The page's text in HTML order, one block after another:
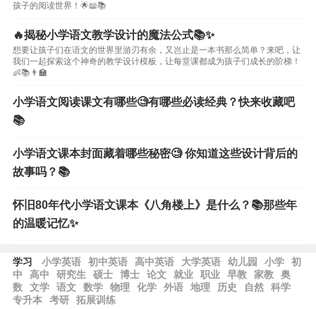
孩子的阅读世界！🌟📖📚
🔥揭秘小学语文教学设计的魔法公式📚✨
想要让孩子们在语文的世界里游刃有余，又岂止是一本书那么简单？来吧，让
我们一起探索这个神奇的教学设计模板，让每堂课都成为孩子们成长的阶梯！
👶📚👨‍🏫
小学语文阅读课文有哪些🧐有哪些必读经典？快来收藏吧
📚
小学语文课本封面藏着哪些秘密🧐 你知道这些设计背后的
故事吗？📚
怀旧80年代小学语文课本《八角楼上》是什么？📚那些年
的温暖记忆✨
学习 小学英语 初中英语 高中英语 大学英语 幼儿园 小学
初
中
高中 研究生 硕士 博士 论文 就业 职业 早教 家教
奥
数
文学 语文 数学 物理 化学 外语 地理 历史 自然
科学
专升本
考研 拓展训练